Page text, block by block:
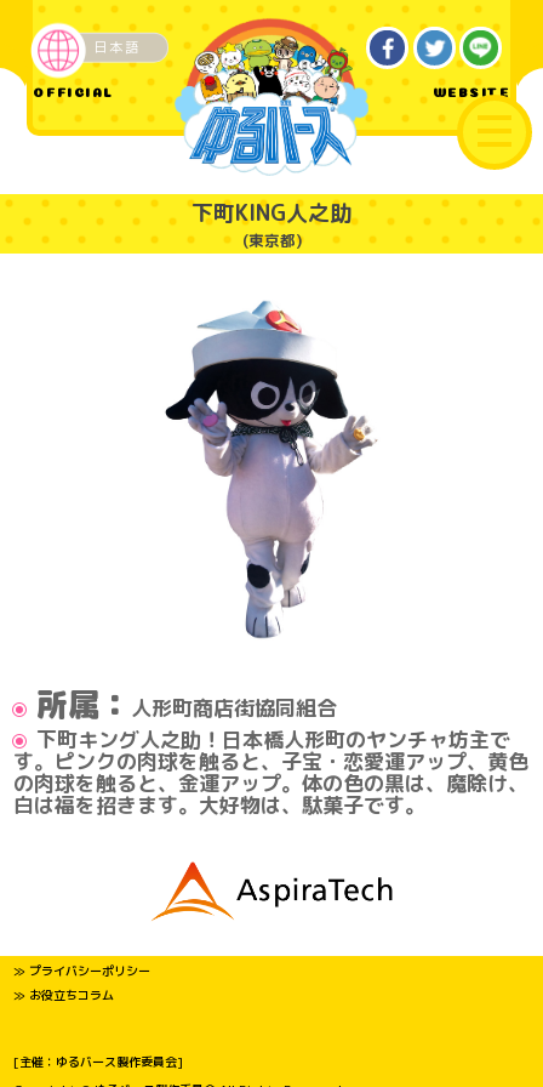
OFFICIAL WEBSITE
日本語
ご当地
下町KING人之助
(東京都)
所属： 人形町商店街協同組合
下町キング人之助！日本橋人形町のヤンチャ坊主で
す。ピンクの肉球を触ると、子宝・恋愛運アップ、黄色
の肉球を触ると、金運アップ。体の色の黒は、魔除け、
白は福を招きます。大好物は、駄菓子です。
≫ プライバシーポリシー
≫ お役立ちコラム
[主催：ゆるバース製作委員会]